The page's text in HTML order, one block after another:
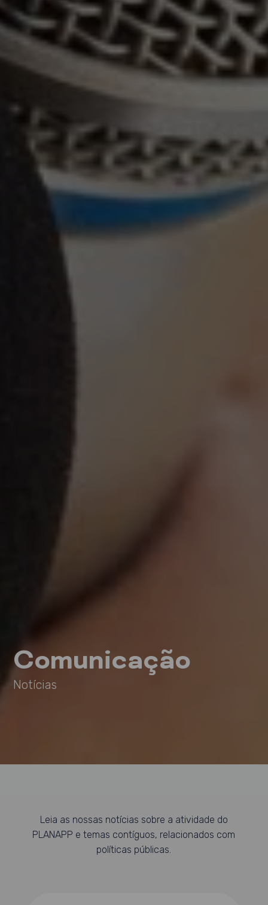
Comunicação
Notícias
Leia as nossas notícias sobre a atividade do
PLANAPP e temas contíguos, relacionados com
políticas públicas.